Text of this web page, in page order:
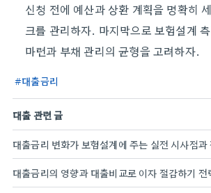
신청 전에 예산과 상환 계획을 명확히
크를 관리하자. 마지막으로 보험설계
마련과 부채 관리의 균형을 고려하자.
대출금리
대출 관련 글
대출금리 변화가 보험설계에 주는 실전 시사점과
대출금리의 영향과 대출비교로 이자 절감하기 전